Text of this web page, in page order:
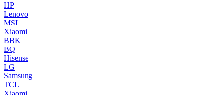
HP
Lenovo
MSI
Xiaomi
BBK
BQ
Hisense
LG
Samsung
TCL
Xiaomi